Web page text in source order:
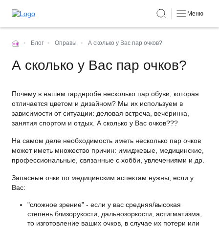
Меню
• Блог • Оправы • А сколько у Вас пар очков?
А сколько у Вас пар очков?
Почему в нашем гардеробе несколько пар обуви, которая
отличается цветом и дизайном? Мы их используем в
зависимости от ситуации: деловая встреча, вечеринка,
занятия спортом и отдых. А сколько у Вас очков???
На самом деле необходимость иметь несколько пар очков
может иметь множество причин: имиджевые, медицинские,
профессиональные, связанные с хобби, увлечениями и др.
Запасные очки по медицинским аспектам нужны, если у
Вас:
"сложное зрение" - если у вас средняя/высокая
степень близорукости, дальнозоркости, астигматизма,
то изготовление ваших очков, в случае их потери или